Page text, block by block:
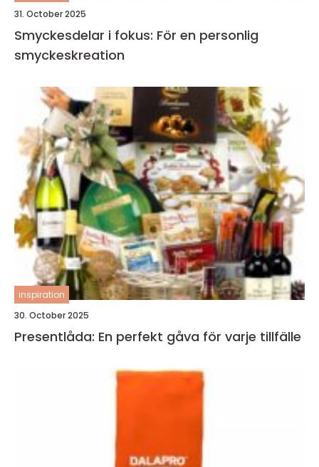
31. October 2025
Smyckesdelar i fokus: För en personlig
smyckeskreation
inspiration
30. October 2025
Presentlåda: En perfekt gåva för varje tillfälle